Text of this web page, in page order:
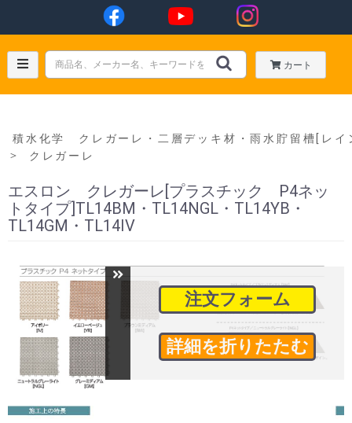
カート
積水化学 クレガーレ・二層デッキ材・雨水貯留槽[レイ
＞
クレガーレ
エスロン クレガーレ[プラスチック P4ネッ
トタイプ]TL14BM・TL14NGL・TL14YB・
TL14GM・TL14IV
注文フォーム